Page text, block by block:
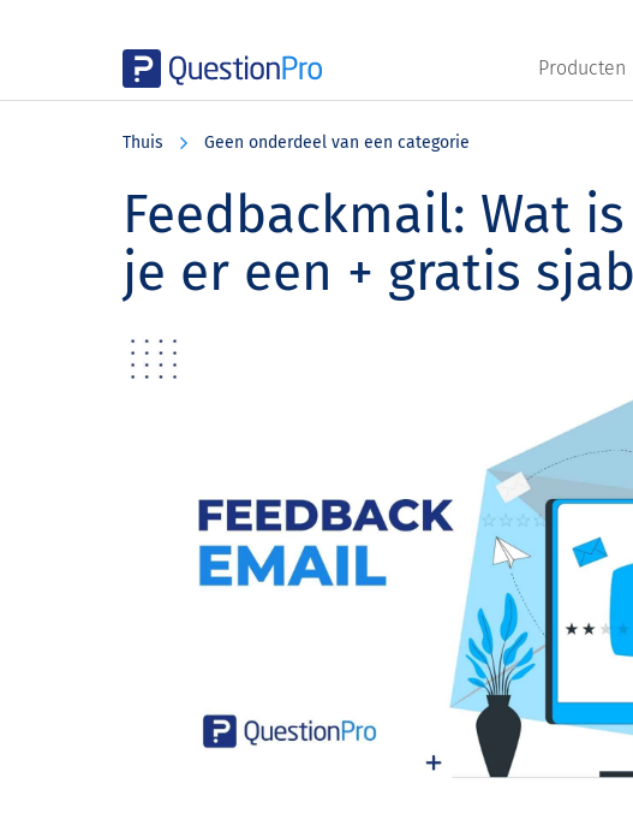
Producten
Thuis Geen onderdeel van een categorie
Feedbackmail: Wat
je er een + gratis